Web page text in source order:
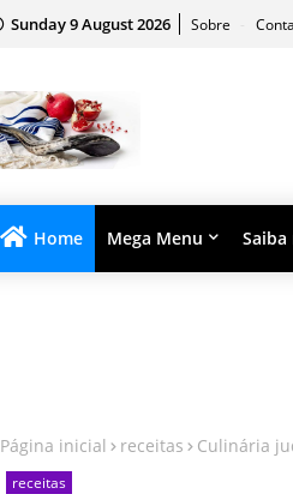
Sunday 9 August 2026 Sobre
Home Mega Menu Saiba
Página inicial receitas Culinária
receitas